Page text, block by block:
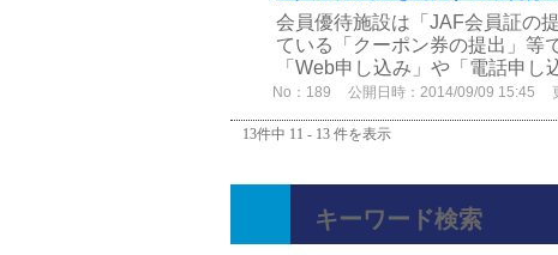
会員優待施設は「JAF会員証の
ている「クーポン券の提出」等
「Web申し込み」や「電話申
No：189 公開日時：2014/09/09 15:45
13件中 11 - 13 件を表示
キーワード検索